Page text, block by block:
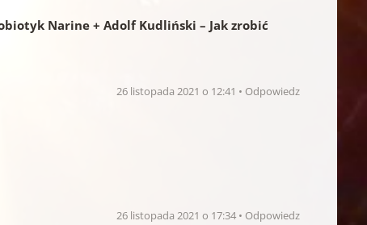
Narine + Adolf Kudliński – Jak zrobić
26 listopada 2021 o 12:41 Odpowiedz
26 listopada 2021 o 17:34 Odpowiedz